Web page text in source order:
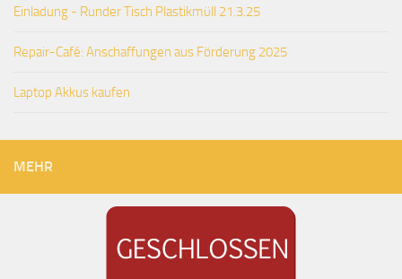
Einladung - Runder Tisch Plastikmüll 21.3.25
Repair-Café: Anschaffungen aus Förderung 2025
Laptop Akkus kaufen
MEHR